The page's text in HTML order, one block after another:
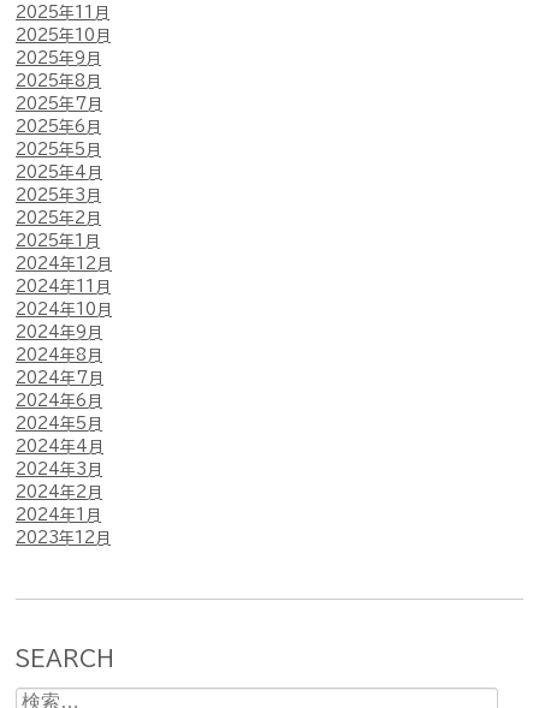
2025年11月
2025年10月
2025年9月
2025年8月
2025年7月
2025年6月
2025年5月
2025年4月
2025年3月
2025年2月
2025年1月
2024年12月
2024年11月
2024年10月
2024年9月
2024年8月
2024年7月
2024年6月
2024年5月
2024年4月
2024年3月
2024年2月
2024年1月
2023年12月
SEARCH
検